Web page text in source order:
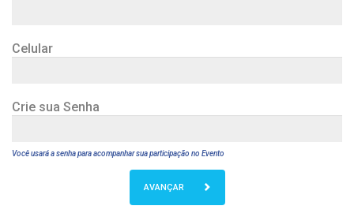
Celular
Crie sua Senha
Você usará a senha para acompanhar sua participação no Evento
AVANÇAR